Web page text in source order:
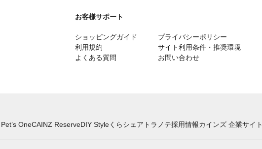
お客様サポート
ショッピングガイド
利用規約
よくある質問
プライバシーポリシー
サイト利用条件・推奨環境
お問い合わせ
Pet’s OneCAINZ ReserveDIY Styleくらシェア トラノテ採用情報カインズ 企業サイト